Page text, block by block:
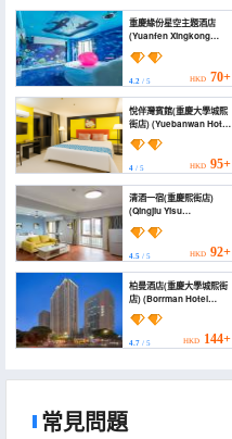
重慶緣份星空主題酒店
(Yuanfen Xingkong
Theme Hotel)
4.2 / 5 HKD 70+
悅伴灣賓館(重慶大學城熙
街店) (Yuebanwan Hotel
Chongqing University
Town Xijie Branch)
4 / 5 HKD 95+
清酒一宿(重慶熙街店)
(Qingjiu Yisu
(Chongqing Xijie))
4.5 / 5 HKD 92+
柏曼酒店(重慶大學城熙街
店) (Borrman Hotel
(Chongqing University
Town Xijie))
4.7 / 5 HKD 144+
常見問題